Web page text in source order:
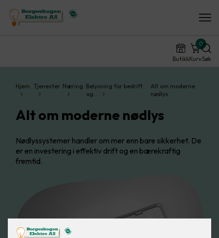
ButikkKurv
0
Søk
Hjem Tjenester Næring Belysning for bedrift
og…
Alt om moderne
nødlys
Alt om moderne nødlys
Nødlyssystemer handler om mer enn bare sikkerhet. De
er en investering i effektiv drift og en bærekraftig
fremtid.